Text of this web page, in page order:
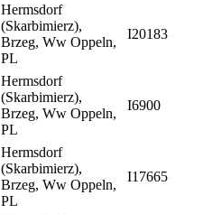
Hermsdorf
(Skarbimierz),
Brzeg, Ww Oppeln,
PL
I20183
Hermsdorf
(Skarbimierz),
Brzeg, Ww Oppeln,
PL
I6900
Hermsdorf
(Skarbimierz),
Brzeg, Ww Oppeln,
PL
I17665